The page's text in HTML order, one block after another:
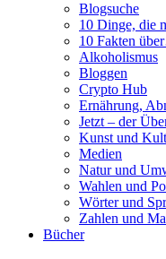
Blogsuche
10 Dinge, die
10 Fakten
Alkoholismus
Bloggen
Crypto Hub
Ernährung,
Jetzt – der
Kunst und
Medien
Natur und
Wahlen und
Wörter und
Zahlen und
Bücher